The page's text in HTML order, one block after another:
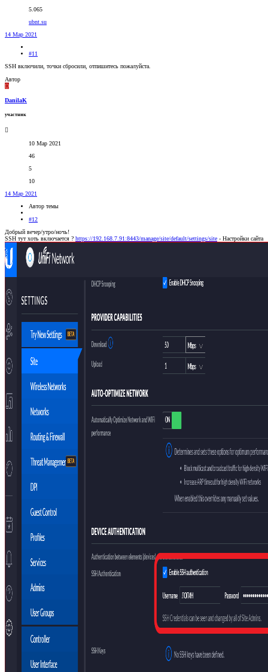
5.065
ubnt.su
14 Мар 2021
#11
SSH включили, точки сбросили, отпишитесь пожалуйста.
Автор
D
DanilaK
участник
10 Мар 2021
46
5
10
14 Мар 2021
Автор темы
#12
Добрый вечер/утро/ночь!
SSH тут хоть включается ? https://192.168.7.91:8443/manage/site/default/settings/site - Настройки сайта